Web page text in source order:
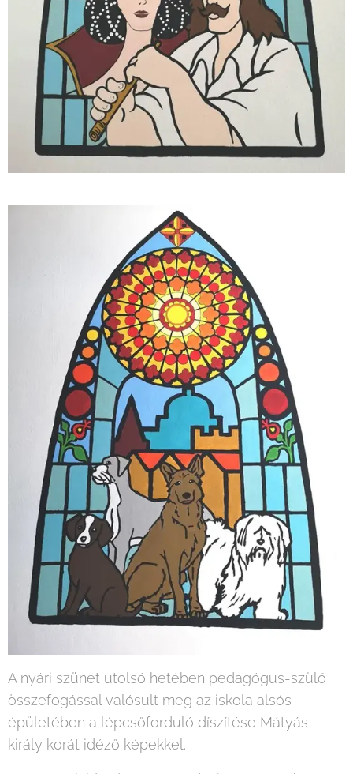
A nyári szünet utolsó hetében pedagógus-szülő
összefogással valósult meg az iskola alsós
épületében a lépcsőforduló díszítése Mátyás
király korát idéző képekkel.